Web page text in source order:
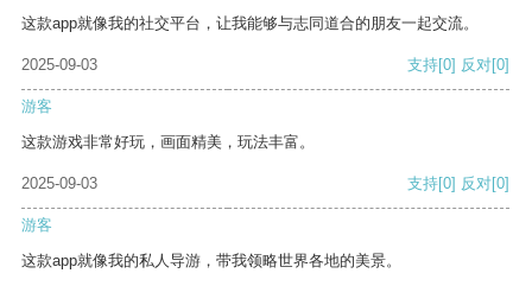
这款app就像我的社交平台，让我能够与志同道合的朋友一起交流。
2025-09-03 支持[0] 反对[0]
游客
这款游戏非常好玩，画面精美，玩法丰富。
2025-09-03 支持[0] 反对[0]
游客
这款app就像我的私人导游，带我领略世界各地的美景。